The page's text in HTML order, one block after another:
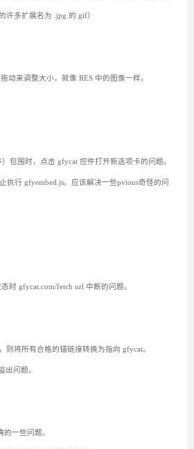
许多扩展名为 .jpg 的 gif）
动来调整大小，就像 RES 中的图像一样。
包围时，点击 gfycat 控件打开新选项卡的问题。
执行 gfyembed.js。应该解决一些pvious奇怪的问
时 gfycat.com/fetch url 中断的问题。
则将所有合格的锚链接转换为指向 gfycat。
出问题。
一些问题。